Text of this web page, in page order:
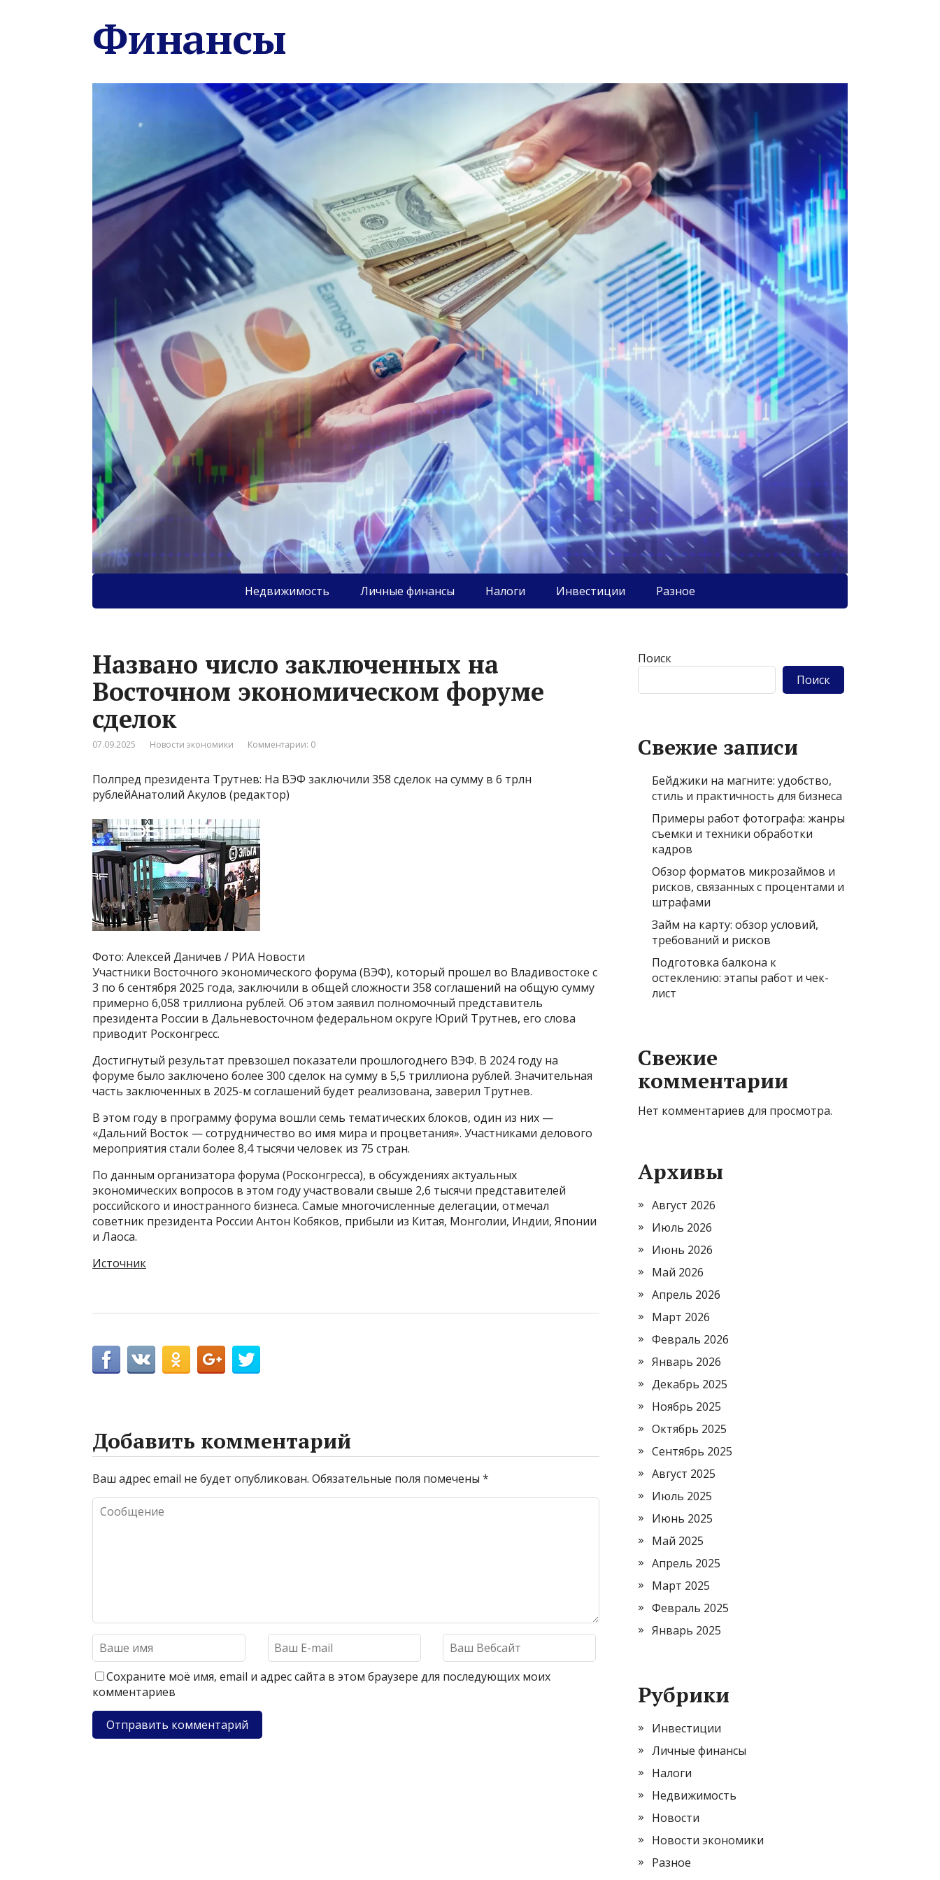
Финансы
Недвижимость Личные финансы Налоги Инвестиции Разное
Названо число заключенных на
Восточном экономическом форуме
сделок
07.09.2025 Новости экономики Комментарии: 0
Полпред президента Трутнев: На ВЭФ заключили 358 сделок на сумму в 6 трлн
рублейАнатолий Акулов (редактор)
Фото: Алексей Даничев / РИА Новости
Участники Восточного экономического форума (ВЭФ), который прошел во Владивостоке с
3 по 6 сентября 2025 года, заключили в общей сложности 358 соглашений на общую сумму
примерно 6,058 триллиона рублей. Об этом заявил полномочный представитель
президента России в Дальневосточном федеральном округе Юрий Трутнев, его слова
приводит Росконгресс.
Достигнутый результат превзошел показатели прошлогоднего ВЭФ. В 2024 году на
форуме было заключено более 300 сделок на сумму в 5,5 триллиона рублей. Значительная
часть заключенных в 2025-м соглашений будет реализована, заверил Трутнев.
В этом году в программу форума вошли семь тематических блоков, один из них —
«Дальний Восток — сотрудничество во имя мира и процветания». Участниками делового
мероприятия стали более 8,4 тысячи человек из 75 стран.
По данным организатора форума (Росконгресса), в обсуждениях актуальных
экономических вопросов в этом году участвовали свыше 2,6 тысячи представителей
российского и иностранного бизнеса. Самые многочисленные делегации, отмечал
советник президента России Антон Кобяков, прибыли из Китая, Монголии, Индии, Японии
и Лаоса.
Источник
Добавить комментарий
Ваш адрес email не будет опубликован. Обязательные поля помечены *
Сохраните моё имя, email и адрес сайта в этом браузере для последующих моих
комментариев
Поиск
Поиск
Свежие записи
Бейджики на магните: удобство,
стиль и практичность для бизнеса
Примеры работ фотографа: жанры
съемки и техники обработки
кадров
Обзор форматов микрозаймов и
рисков, связанных с процентами и
штрафами
Займ на карту: обзор условий,
требований и рисков
Подготовка балкона к
остеклению: этапы работ и чек-
лист
Свежие
комментарии
Нет комментариев для просмотра.
Архивы
Август 2026
Июль 2026
Июнь 2026
Май 2026
Апрель 2026
Март 2026
Февраль 2026
Январь 2026
Декабрь 2025
Ноябрь 2025
Октябрь 2025
Сентябрь 2025
Август 2025
Июль 2025
Июнь 2025
Май 2025
Апрель 2025
Март 2025
Февраль 2025
Январь 2025
Рубрики
Инвестиции
Личные финансы
Налоги
Недвижимость
Новости
Новости экономики
Разное